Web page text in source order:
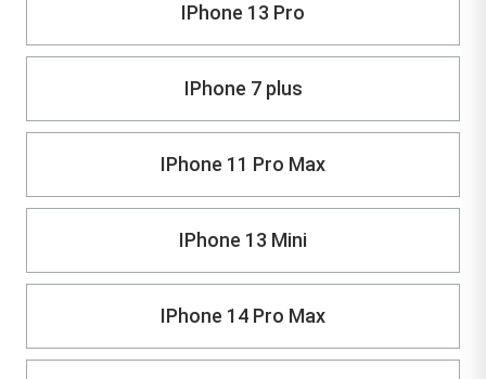
IPhone 13 Pro
IPhone 7 plus
IPhone 11 Pro Max
IPhone 13 Mini
IPhone 14 Pro Max